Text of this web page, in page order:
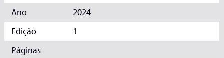
Ano
2024
Edição
1
Páginas